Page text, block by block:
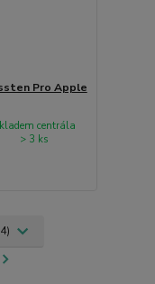
Pro Apple
centrála
> 3 ks